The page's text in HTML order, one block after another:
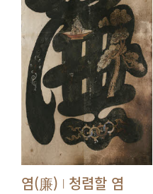
염(廉) | 청렴할 염